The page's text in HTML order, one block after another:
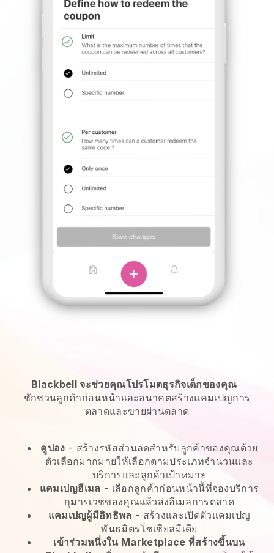
Blackbell จะช่วยคุณโปรโมตธุรกิจเด็กของคุณ
ชักชวนลูกค้าก่อนหน้าและอนาคตสร้างแคมเปญการ
ตลาดและขายผ่านตลาด
คูปอง - สร้างรหัสส่วนลดสำหรับลูกค้าของคุณด้วย
ตัวเลือกมากมายให้เลือกตามประเภทจำนวนและ
บริการและลูกค้าเป้าหมาย
แคมเปญอีเมล - เลือกลูกค้าก่อนหน้านี้ที่จองบริการ
กุมารเวชของคุณแล้วส่งอีเมลการตลาด
แคมเปญผู้มีอิทธิพล - สร้างและเปิดตัวแคมเปญ
พันธมิตรโซเชียลมีเดีย
เข้าร่วมหนึ่งใน Marketplace ที่สร้างขึ้นบน